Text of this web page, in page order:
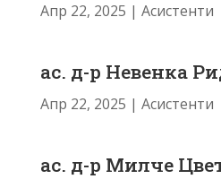
Апр 22, 2025 | Асистенти
ас. д-р Невенка
Апр 22, 2025 | Асистенти
ас. д-р Милче